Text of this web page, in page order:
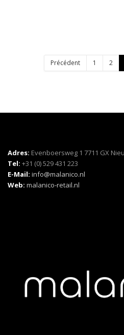
Précédent 1 2
Adres: Evenboersweg 1 7711 GX
Tel: +31 (0) 529 431 223
E-Mail: info@malanico.nl
Web: malanico-retail.nl